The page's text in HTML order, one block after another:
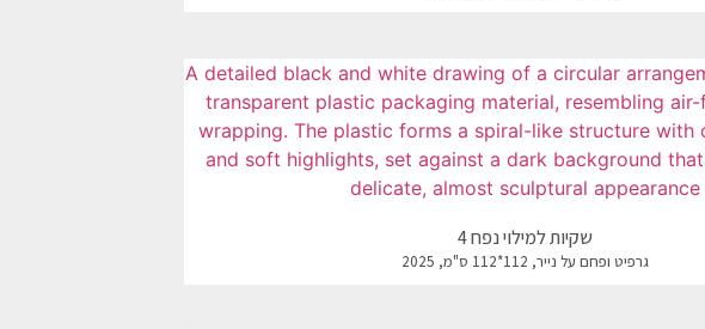
שקיות למילוי נפח 4
גרפיט ופחם על נייר, 112*112 ס"מ, 2025